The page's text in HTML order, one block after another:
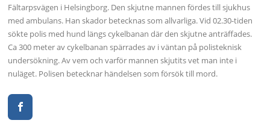
Fältarpsvägen i Helsingborg. Den skjutne mannen fördes till sjukhus
med ambulans. Han skador betecknas som allvarliga. Vid 02.30-tiden
sökte polis med hund längs cykelbanan där den skjutne anträffades.
Ca 300 meter av cykelbanan spärrades av i väntan på polisteknisk
undersökning. Av vem och varför mannen skjutits vet man inte i
nuläget. Polisen betecknar händelsen som försök till mord.